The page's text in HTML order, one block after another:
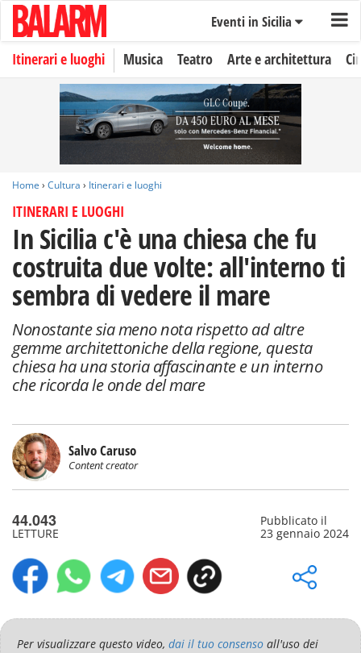
Eventi in Sicilia
Itinerari e luoghi Musica Teatro Arte e architettura
Home › Cultura › Itinerari e luoghi
ITINERARI E LUOGHI
In Sicilia c'è una chiesa che fu
costruita due volte: all'interno ti
sembra di vedere il mare
Nonostante sia meno nota rispetto ad altre
gemme architettoniche della regione, questa
chiesa ha una storia affascinante e un interno
che ricorda le onde del mare
Salvo Caruso
Content creator
44.043
LETTURE
Pubblicato il
23 gennaio 2024
Per visualizzare questo video, dai il tuo consenso all'uso dei